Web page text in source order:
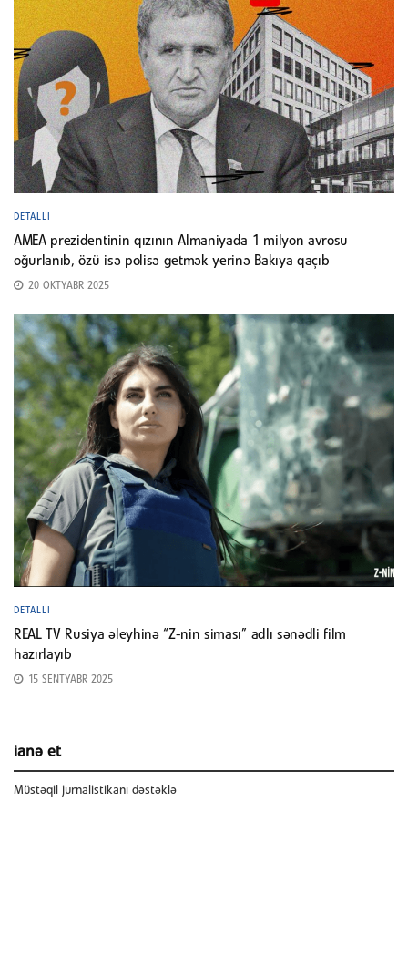
DETALLI
AMEA prezidentinin qızının Almaniyada 1 milyon avrosu
oğurlanıb, özü isə polisə getmək yerinə Bakıya qaçıb
20 OKTYABR 2025
DETALLI
REAL TV Rusiya əleyhinə “Z-nin siması” adlı sənədli film
hazırlayıb
15 SENTYABR 2025
ianə et
Müstəqil jurnalistikanı dəstəklə